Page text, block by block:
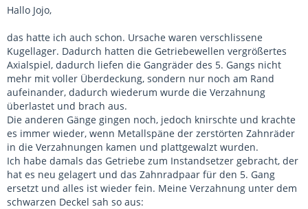
Hallo Jojo,
das hatte ich auch schon. Ursache waren verschlissene
Kugellager. Dadurch hatten die Getriebewellen vergrößertes
Axialspiel, dadurch liefen die Gangräder des 5. Gangs nicht
mehr mit voller Überdeckung, sondern nur noch am Rand
aufeinander, dadurch wiederum wurde die Verzahnung
überlastet und brach aus.
Die anderen Gänge gingen noch, jedoch knirschte und krachte
es immer wieder, wenn Metallspäne der zerstörten Zahnräder
in die Verzahnungen kamen und plattgewalzt wurden.
Ich habe damals das Getriebe zum Instandsetzer gebracht, der
hat es neu gelagert und das Zahnradpaar für den 5. Gang
ersetzt und alles ist wieder fein. Meine Verzahnung unter dem
schwarzen Deckel sah so aus: